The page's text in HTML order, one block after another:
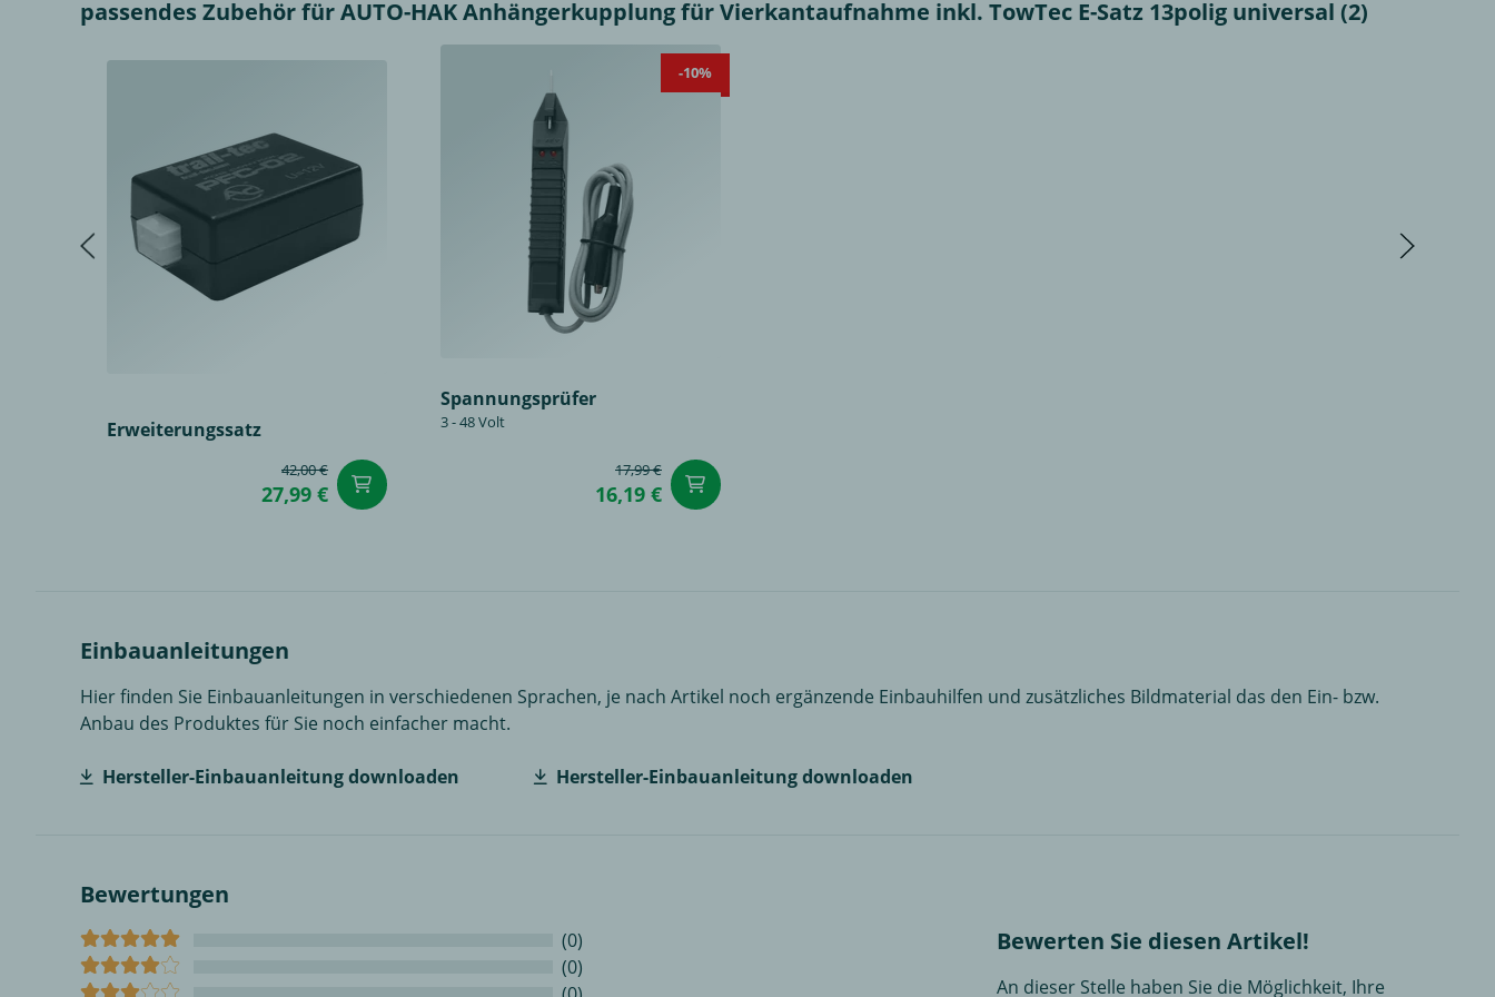
passendes Zubehör für AUTO-HAK Anhängerkupplung für Vierkantaufnahme inkl. TowTec E-Satz 13polig universal (2)
Erweiterungssatz
42,00 €
27,99 €
-10%
Spannungsprüfer
3 - 48 Volt
17,99 €
16,19 €
Einbauanleitungen
Hier finden Sie Einbauanleitungen in verschiedenen Sprachen, je nach Artikel noch ergänzende Einbauhilfen und zusätzliches Bildmaterial das den Ein- bzw.
Anbau des Produktes für Sie noch einfacher macht.
Hersteller-Einbauanleitung downloaden Hersteller-Einbauanleitung downloaden
Bewertungen
(0)
(0)
Bewerten Sie diesen Artikel!
An dieser Stelle haben Sie die Möglichkeit, Ihre